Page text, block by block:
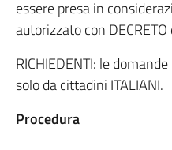
essere presa in
autorizzato con DECRETO
RICHIEDENTI: le
solo da cittadini ITALIANI.
Procedura